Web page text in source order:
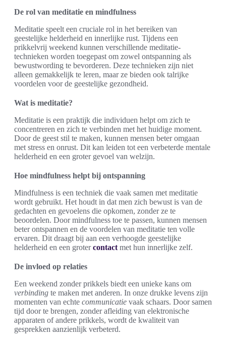
De rol van meditatie en mindfulness
Meditatie speelt een cruciale rol in het bereiken van
geestelijke helderheid en innerlijke rust. Tijdens een
prikkelvrij weekend kunnen verschillende meditatie-
technieken worden toegepast om zowel ontspanning als
bewustwording te bevorderen. Deze technieken zijn niet
alleen gemakkelijk te leren, maar ze bieden ook talrijke
voordelen voor de geestelijke gezondheid.
Wat is meditatie?
Meditatie is een praktijk die individuen helpt om zich te
concentreren en zich te verbinden met het huidige moment.
Door de geest stil te maken, kunnen mensen beter omgaan
met stress en onrust. Dit kan leiden tot een verbeterde mentale
helderheid en een groter gevoel van welzijn.
Hoe mindfulness helpt bij ontspanning
Mindfulness is een techniek die vaak samen met meditatie
wordt gebruikt. Het houdt in dat men zich bewust is van de
gedachten en gevoelens die opkomen, zonder ze te
beoordelen. Door mindfulness toe te passen, kunnen mensen
beter ontspannen en de voordelen van meditatie ten volle
ervaren. Dit draagt bij aan een verhoogde geestelijke
helderheid en een grotercontact met hun innerlijke zelf.
De invloed op relaties
Een weekend zonder prikkels biedt een unieke kans om
verbinding te maken met anderen. In onze drukke levens zijn
momenten van echte communicatie vaak schaars. Door samen
tijd door te brengen, zonder afleiding van elektronische
apparaten of andere prikkels, wordt de kwaliteit van
gesprekken aanzienlijk verbeterd.